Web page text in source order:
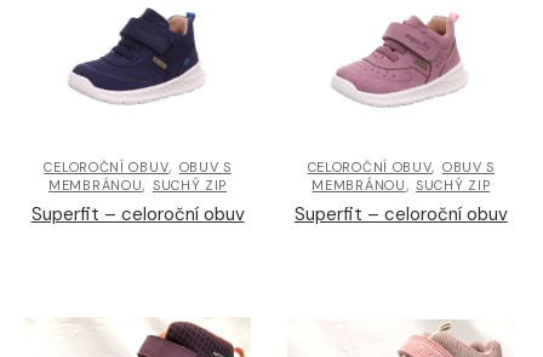
CELOROČNÍ OBUV, OBUV S
MEMBRÁNOU, SUCHÝ ZIP
Superfit – celoroční obuv
CELOROČNÍ OBUV, OBUV S
MEMBRÁNOU,SUCHÝ ZIP
Superfit – celoroční obuv